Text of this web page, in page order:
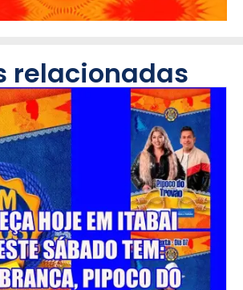
relacionadas